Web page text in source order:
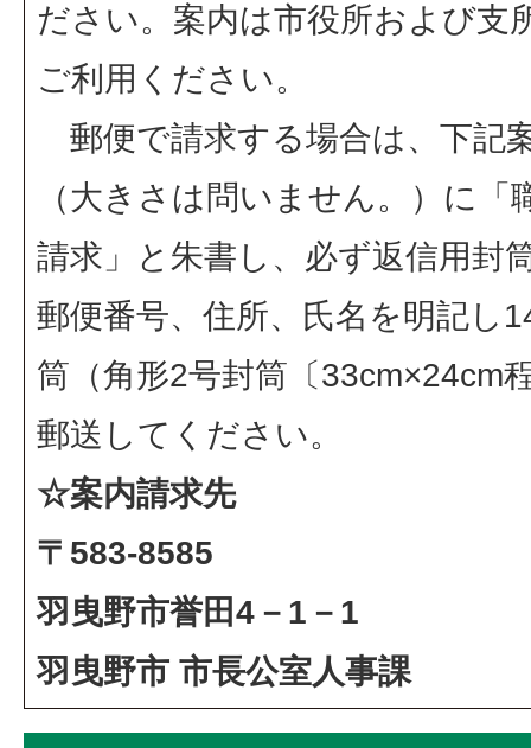
ださい。案内は市役所および支
ご利用ください。
郵便で請求する場合は、下記
（大きさは問いません。）に「
請求」と朱書し、必ず返信用封
郵便番号、住所、氏名を明記し
筒（角形2号封筒〔33cm×24cm
郵送してください。
☆案内請求先
〒583-8585
羽曳野市誉田4－1－1
羽曳野市 市長公室人事課